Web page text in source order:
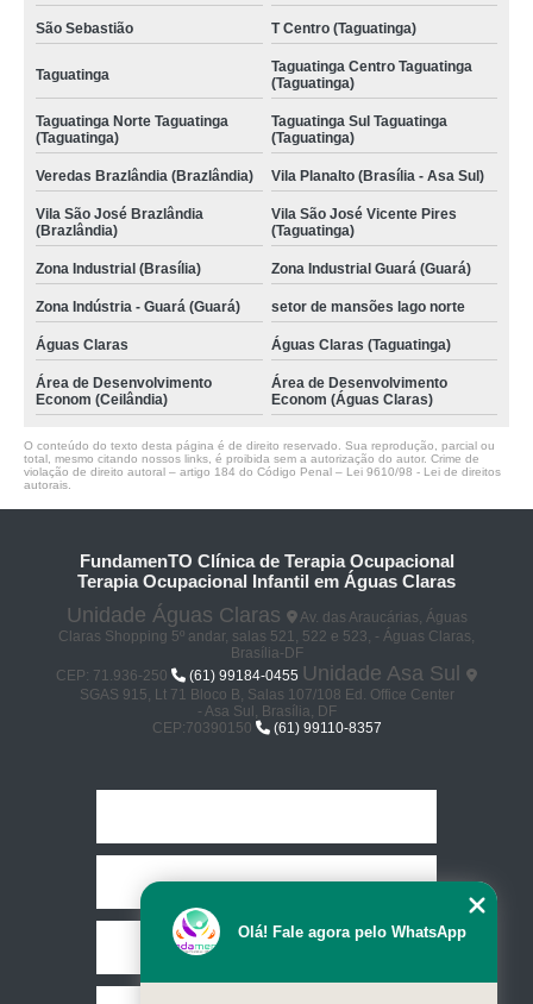
São Sebastião T Centro (Taguatinga)
Taguatinga
Taguatinga Centro Taguatinga
(Taguatinga)
Taguatinga Norte Taguatinga
(Taguatinga)
Taguatinga Sul Taguatinga
(Taguatinga)
Veredas Brazlândia (Brazlândia) Vila Planalto (Brasília - Asa Sul)
Vila São José Brazlândia
(Brazlândia)
Vila São José Vicente Pires
(Taguatinga)
Zona Industrial (Brasília) Zona Industrial Guará (Guará)
Zona Indústria - Guará (Guará) setor de mansões lago norte
Águas Claras Águas Claras (Taguatinga)
Área de Desenvolvimento
Econom (Ceilândia)
Área de Desenvolvimento
Econom (Águas Claras)
O conteúdo do texto desta página é de direito reservado. Sua reprodução, parcial ou
total, mesmo citando nossos links, é proibida sem a autorização do autor. Crime de
violação de direito autoral – artigo 184 do Código Penal – Lei 9610/98 - Lei de direitos
autorais
FundamenTO Clínica de Terapia Ocupacional
Terapia Ocupacional Infantil em Águas Claras
Unidade Águas Claras
Av. das Araucárias, Águas
Claras Shopping 5º andar, salas 521, 522 e 523, - Águas Claras,
Brasília-DF
CEP: 71.936-250
(61) 99184-0455 Unidade Asa Sul
SGAS 915, Lt 71 Bloco B, Salas 107/108 Ed. Office Center
- Asa Sul, Brasília, DF
CEP:70390150
(61) 99110-8357
Empresa
Olá! Fale agora pelo WhatsApp